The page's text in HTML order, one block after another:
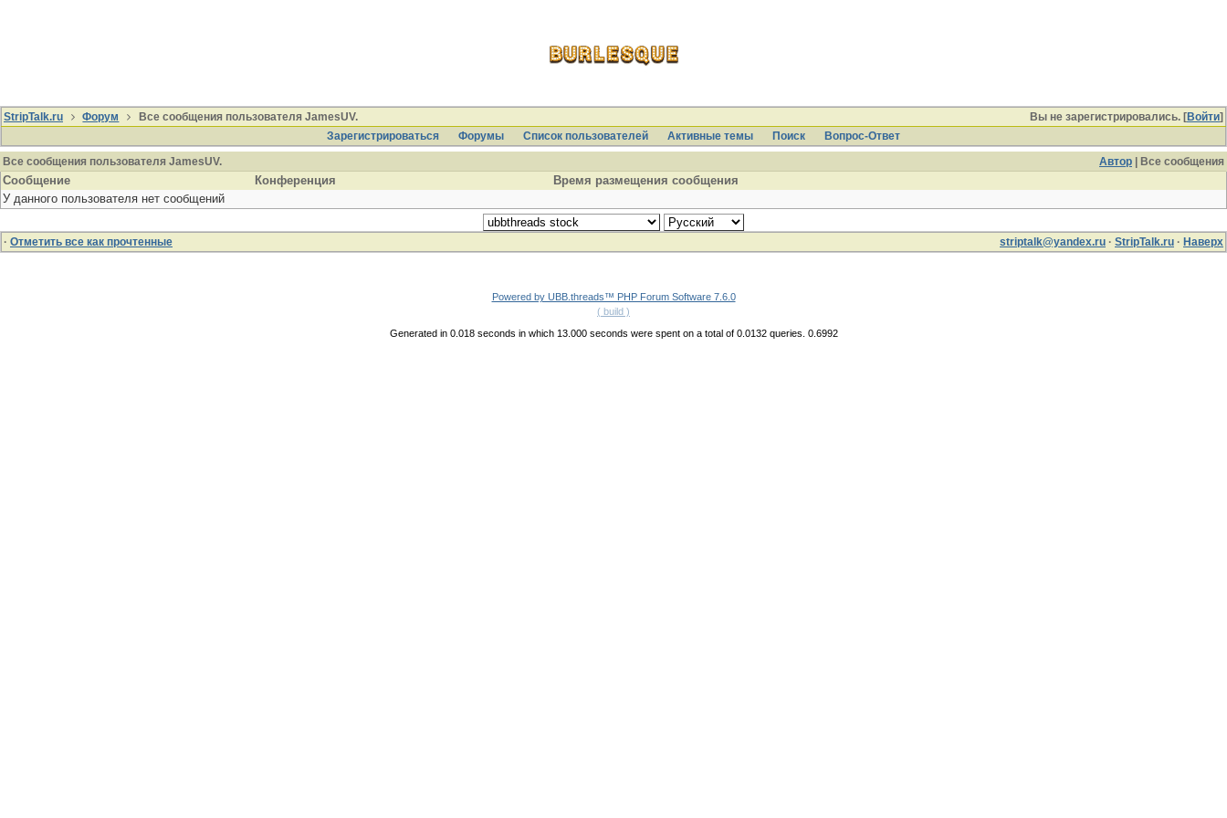
Вы не зарегистрировались. [Войти]
StripTalk.ru Форум
Все сообщения пользователя JamesUV.
Зарегистрироваться
Форумы Список пользователей Активные темы Поиcк
Вопрос-Ответ
Автор | Все сообщения
Все сообщения пользователя JamesUV.
Сообщение Конференция
Время размещения сообщения
У данного пользователя нет сообщений
· Отметить все как прочтенные striptalk@yandex.ru · StripTalk.ru · Наверх
Powered by UBB.threads™ PHP Forum Software 7.6.0
( build )
Generated in 0.018 seconds in which 13.000 seconds were spent on a total of 0.0132 queries. 0.6992